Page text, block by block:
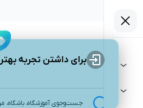
برای داشتن تجربه بهتر، لطفا
ورود
جست‌وجوی آموزشگاه، باشگاه، مرکز مشاوره